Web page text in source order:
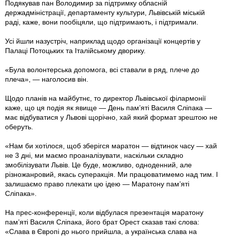
Подякував пан Володимир за підтримку обласній
держадміністрації, департаменту культури, Львівській міській
раді, каже, вони пообіцяли, що підтримають, і підтримали.
Усі йшли назустріч, наприклад щодо організації концертів у
Палаці Потоцьких та Італійському дворику.
«Була волонтерська допомога, всі ставали в ряд, плече до
плеча», — наголосив він.
Щодо планів на майбутнє, то директор Львівської філармонії
каже, що ця подія як явище — День пам’яті Василя Сліпака —
має відбуватися у Львові щорічно, хай який формат зрештою не
оберуть.
«Нам би хотілося, щоб зберігся маратон — відтинок часу — хай
не 3 дні, ми маємо проаналізувати, наскільки складно
змобілізувати Львів. Це буде, можливо, одноденний, але
різножанровий, якась суперакція. Ми працюватимемо над тим. І
залишаємо право плекати цю ідею — Маратону пам’яті
Сліпака».
На прес-конференції, коли відбулася презентація маратону
пам’яті Василя Сліпака, його брат Орест сказав такі слова:
«Слава в Європі до нього прийшла, а українська слава на